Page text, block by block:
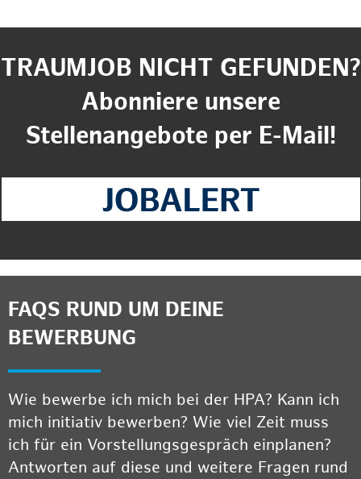
TRAUMJOB NICHT GEFUNDEN?
Abonniere unsere
Stellenangebote per E-Mail!
FAQS RUND UM DEINE
BEWERBUNG
Wie bewerbe ich mich bei der HPA? Kann ich
mich initiativ bewerben? Wie viel Zeit muss
ich für ein Vorstellungsgespräch einplanen?
Antworten auf diese und weitere Fragen rund